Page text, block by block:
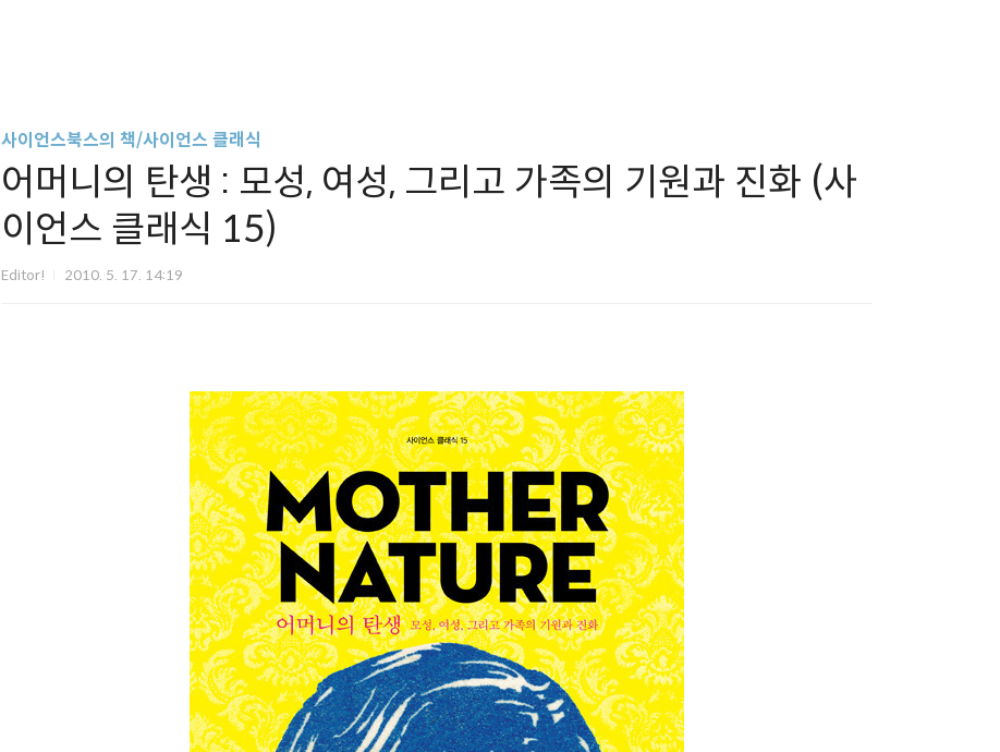
사이언스북스의 책/사이언스 클래식
어머니의 탄생 : 모성, 여성, 그리고 가족의 기원과 진화 (사
이언스 클래식 15)
Editor! 2010. 5. 17. 14:19